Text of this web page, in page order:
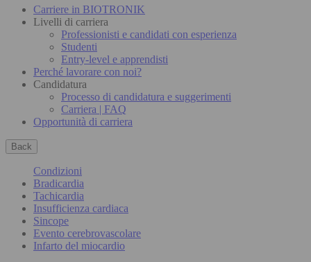
Carriere in BIOTRONIK
Livelli di carriera
Professionisti e candidati con esperienza
Studenti
Entry-level e apprendisti
Perché lavorare con noi?
Candidatura
Processo di candidatura e suggerimenti
Carriera | FAQ
Opportunità di carriera
Back
Condizioni
Bradicardia
Tachicardia
Insufficienza cardiaca
Sincope
Evento cerebrovascolare
Infarto del miocardio